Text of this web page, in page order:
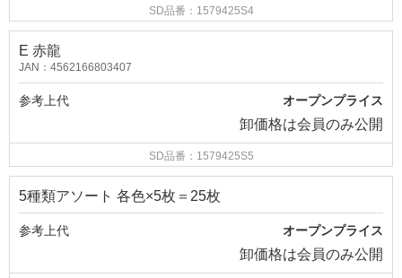
SD品番：1579425S4
E 赤龍
JAN：4562166803407
参考上代 オープンプライス
卸価格は会員のみ公開
SD品番：1579425S5
5種類アソート 各色×5枚＝25枚
参考上代 オープンプライス
卸価格は会員のみ公開